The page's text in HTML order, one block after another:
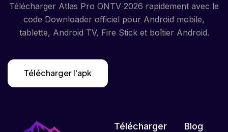
Télécharger Atlas Pro ONTV 2026 rapidement avec le
code Downloader officiel pour Android mobile,
tablette, Android TV, Fire Stick et boîtier Android.
Télécharger l'apk
Télécharger
Blog